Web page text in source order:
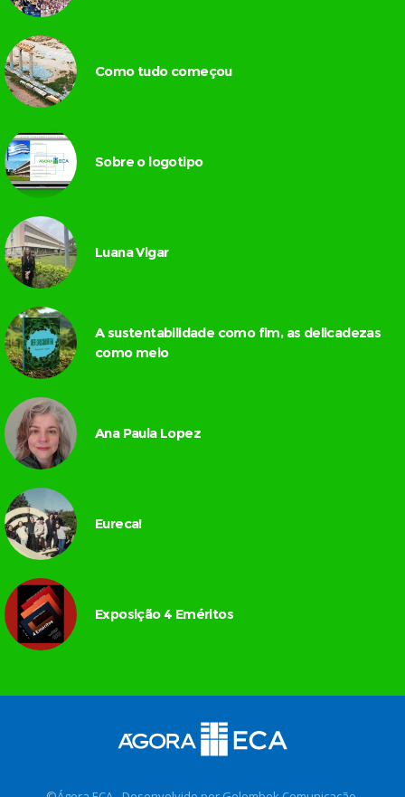
Como tudo começou
Sobre o logotipo
Luana Vigar
A sustentabilidade como fim, as delicadezas
como meio
Ana Paula Lopez
Eureca!
Exposição 4 Eméritos